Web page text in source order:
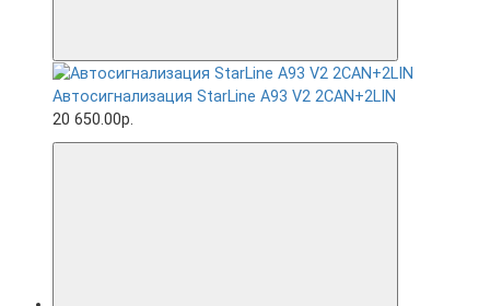
Автосигнализация StarLine A93 V2 2CAN+2LIN
20 650.00р.